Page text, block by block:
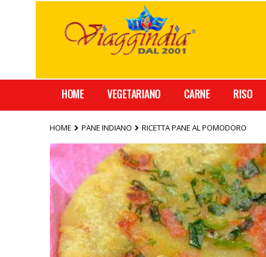
HOME VEGETARIANO CARNE RISO
HOME PANE INDIANO RICETTA PANE AL POMODORO